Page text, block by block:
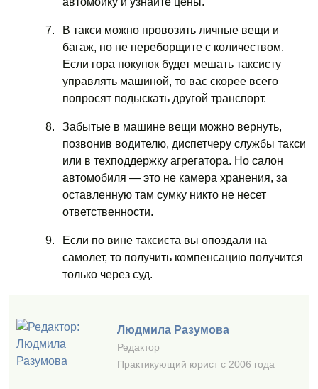
В такси можно провозить личные вещи и
багаж, но не переборщите с количеством.
Если гора покупок будет мешать таксисту
управлять машиной, то вас скорее всего
попросят подыскать другой транспорт.
Забытые в машине вещи можно вернуть,
позвонив водителю, диспетчеру службы такси
или в техподдержку агрегатора. Но салон
автомобиля — это не камера хранения, за
оставленную там сумку никто не несет
ответственности.
Если по вине таксиста вы опоздали на
самолет, то получить компенсацию получится
только через суд.
Людмила Разумова
Редактор
Практикующий юрист с 2006 года